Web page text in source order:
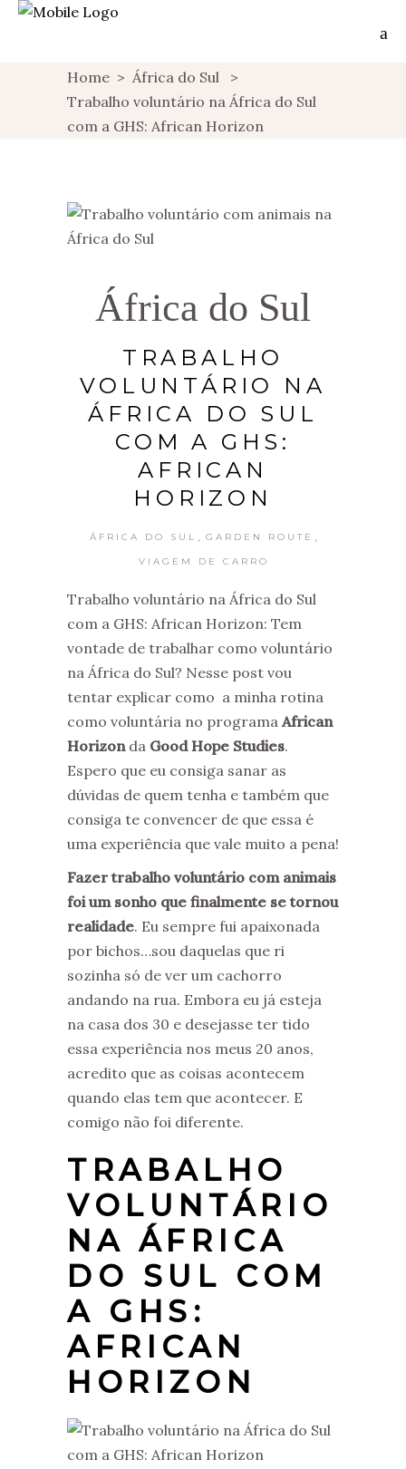
Home > África do Sul
>
Trabalho voluntário na África do Sul
com a GHS: African Horizon
África do Sul
TRABALHO
VOLUNTÁRIO NA
ÁFRICA DO SUL
COM A GHS:
AFRICAN
HORIZON
ÁFRICA DO SUL GARDEN ROUTE
VIAGEM DE CARRO
Trabalho voluntário na África do Sul
com a GHS: African Horizon: Tem
vontade de trabalhar como voluntário
na África do Sul? Nesse post vou
tentar explicar como a minha rotina
como voluntária no programa African
Horizonda Good Hope Studies.
Espero que eu consiga sanar as
dúvidas de quem tenha e também que
consiga te convencer de que essa é
uma experiência que vale muito a pena!
Fazer trabalho voluntário com animais
foi um sonho que finalmente se tornou
realidade. Eu sempre fui apaixonada
por bichos…sou daquelas que ri
sozinha só de ver um cachorro
andando na rua. Embora eu já esteja
na casa dos 30 e desejasse ter tido
essa experiência nos meus 20 anos,
acredito que as coisas acontecem
quando elas tem que acontecer. E
comigo não foi diferente.
TRABALHO
VOLUNTÁRIO
NA ÁFRICA
DO SUL COM
A GHS:
AFRICAN
HORIZON